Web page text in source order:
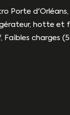
Porte
hotte et
Faibles charges